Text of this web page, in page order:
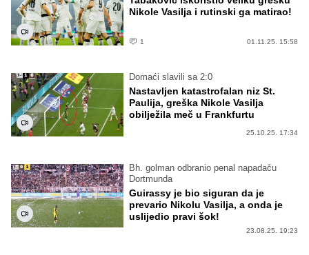
Nikole Vasilja i rutinski ga matirao!
1 01.11.25. 15:58
Domaći slavili sa 2:0
Nastavljen katastrofalan niz St.
Paulija, greška Nikole Vasilja
obilježila meč u Frankfurtu
25.10.25. 17:34
Bh. golman odbranio penal napadaču
Dortmunda
Guirassy je bio siguran da je
prevario Nikolu Vasilja, a onda je
uslijedio pravi šok!
23.08.25. 19:23